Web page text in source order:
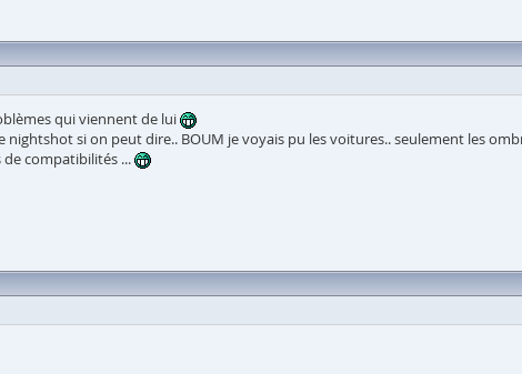
qui viennent de lui
si on peut dire.. BOUM je voyais pu les voitures.. seulement les
compatibilités ...